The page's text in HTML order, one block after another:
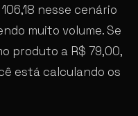
nesse cenário
muito volume. Se
produto a R$ 79,00,
está calculando os